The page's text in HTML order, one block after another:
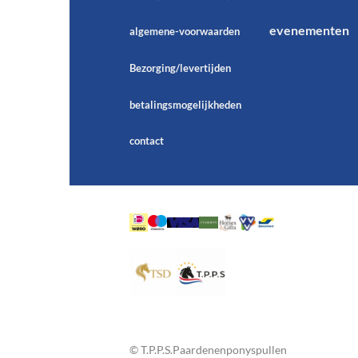
algemene-voorwaarden
Bezorging/levertijden
betalingsmogelijkheden
contact
evenementen
© T.P.P.S.Paardenenponyspullen